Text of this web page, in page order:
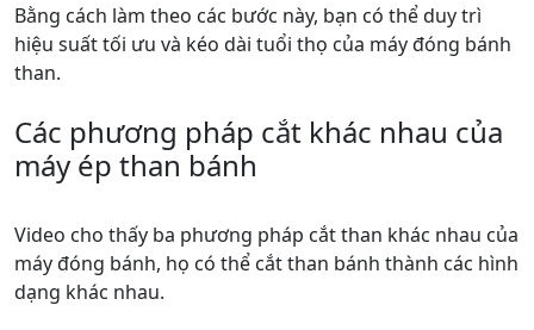
Bằng cách làm theo các bước này, bạn có thể duy trì
hiệu suất tối ưu và kéo dài tuổi thọ của máy đóng bánh
than.
Các phương pháp cắt khác nhau của
máy ép than bánh
Video cho thấy ba phương pháp cắt than khác nhau của
máy đóng bánh, họ có thể cắt than bánh thành các hình
dạng khác nhau.